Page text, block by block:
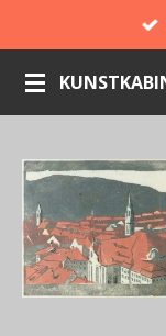
direct
naar
de